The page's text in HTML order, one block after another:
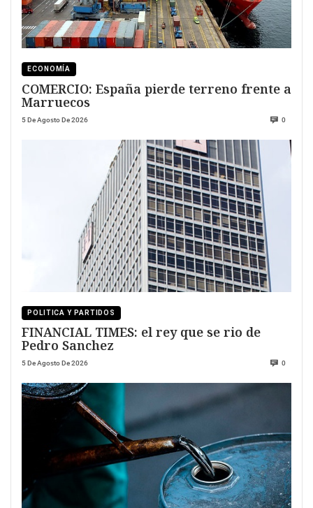
ECONOMÍA
COMERCIO: España pierde terreno frente a
Marruecos
5 De Agosto De 2026 0
POLITICA Y PARTIDOS
FINANCIAL TIMES: el rey que se rio de
Pedro Sanchez
5 De Agosto De 2026 0